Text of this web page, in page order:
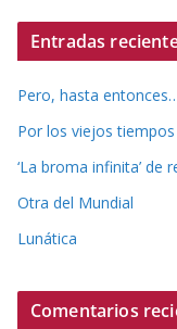
Entradas
Pero, hasta
Por los viejos tiempos
‘La broma infinita’ de
Otra del Mundial
Lunática
Comentarios